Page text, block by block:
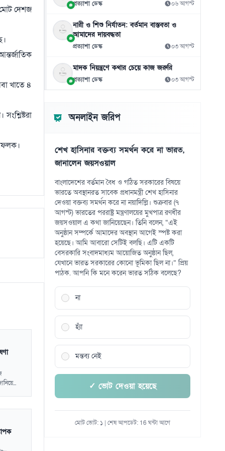
মোট দেশজ
খাতে ৪
১১
০৮ আগস্ট
এবার ওয়ানডেতে রাশিদের ৬ উইকেট
০৮ আগস্ট
বাংলাদেশের ব্যাটিং বিপর্যয়ে কোচ হতাশ আউটের
ধরন নিয়ে
০৮ আগস্ট
অনন্যার সাজে নতুন রূপ পেল ঐতিহ্যবাহী শাড়ি
০৮ আগস্ট
প্রত্যাশা ডেস্ক ০৬ আগস্ট
নারী ও শিশু নির্যাতন: বর্তমান বাস্তবতা ও
আমাদের দায়বদ্ধতা
প্রত্যাশা ডেস্ক ০৩ আগস্ট
মাদক নিয়ন্ত্রণে কথার চেয়ে কাজ জরুরি
প্রত্যাশা ডেস্ক ০৩ আগস্ট
অনলাইন জরিপ
শেখ হাসিনার বক্তব্য সমর্থন করে না ভারত,
জানালেন জয়সওয়াল
বাংলাদেশের বর্তমান বৈধ ও গঠিত সরকারের বিষয়ে
ভারতে অবস্থানরত সাবেক প্রধানমন্ত্রী শেখ হাসিনার
দেওয়া বক্তব্য সমর্থন করে না নয়াদিল্লি। শুক্রবার (৭
আগস্ট) ভারতের পররাষ্ট্র মন্ত্রণালয়ের মুখপাত্র রণধীর
জয়সওয়াল এ কথা জানিয়েছেন। তিনি বলেন, “এই
অনুষ্ঠান সম্পর্কে আমাদের অবস্থান আগেই স্পষ্ট করা
হয়েছে। আমি আবারো সেটিই বলছি। এটি একটি
বেসরকারি সংবাদমাধ্যম আয়োজিত অনুষ্ঠান ছিল,
যেখানে ভারত সরকারের কোনো ভূমিকা ছিল না।” প্রিয়
পাঠক. আপনি কি মনে করেন ভারত সঠিক বলেছে?
না
হ্যাঁ
মন্তব্য নেই
✓ ভোট দেওয়া হয়েছে
মোট ভোট: ১ | শেষ আপডেট: 16 ঘন্টা আগে